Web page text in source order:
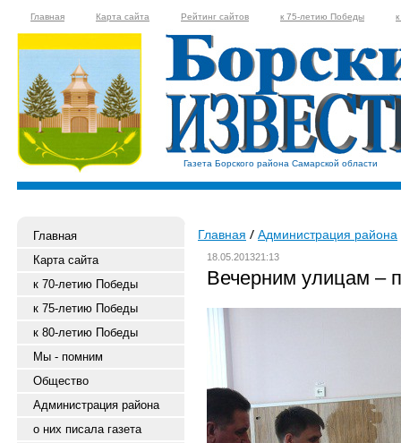
Главная Карта сайта Рейтинг сайтов к 75-летию Победы
Газета Борского района Самарской области
Главная
Карта сайта
к 70-летию Победы
к 75-летию Победы
к 80-летию Победы
Мы - помним
Общество
Администрация района
о них писала газета
Главная Администрация района
18.05.201321:13
Вечерним улицам –